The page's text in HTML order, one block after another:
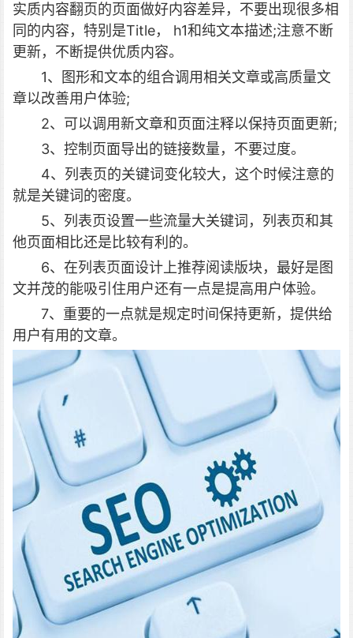
实质内容翻页的页面做好内容差异，不要出现很多相
同的内容，特别是Title， h1和纯文本描述;注意不断
更新，不断提供优质内容。
1、图形和文本的组合调用相关文章或高质量文
章以改善用户体验;
2、可以调用新文章和页面注释以保持页面更新;
3、控制页面导出的链接数量，不要过度。
4、列表页的关键词变化较大，这个时候注意的
就是关键词的密度。
5、列表页设置一些流量大关键词，列表页和其
他页面相比还是比较有利的。
6、在列表页面设计上推荐阅读版块，最好是图
文并茂的能吸引住用户还有一点是提高用户体验。
7、重要的一点就是规定时间保持更新，提供给
用户有用的文章。